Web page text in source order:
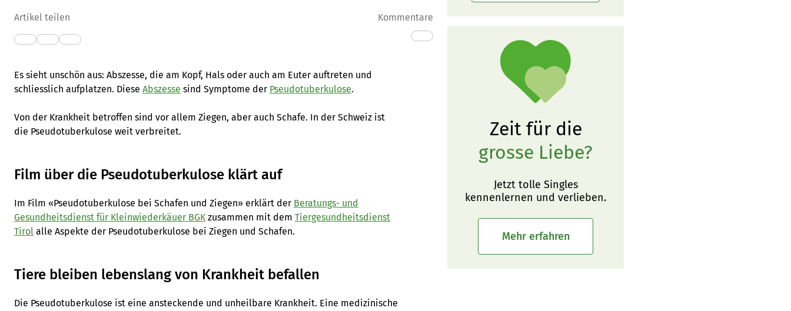
Artikel teilen Kommentare
Es sieht unschön aus: Abszesse, die am Kopf, Hals oder auch am Euter auftreten und
schliesslich aufplatzen. Diese Abszesse sind Symptome der Pseudotuberkulose.
Von der Krankheit betroffen sind vor allem Ziegen, aber auch Schafe. In der Schweiz ist
die Pseudotuberkulose weit verbreitet.
Film über die Pseudotuberkulose klärt auf
Im Film «Pseudotuberkulose bei Schafen und Ziegen» erklärt der Beratungs- und
Gesundheitsdienst für Kleinwiederkäuer BGK zusammen mit dem Tiergesundheitsdienst
Tirol alle Aspekte der Pseudotuberkulose bei Ziegen und Schafen.
Tiere bleiben lebenslang von Krankheit befallen
Die Pseudotuberkulose ist eine ansteckende und unheilbare Krankheit. Eine medizinische
Zeit für die
grosse Liebe?
Jetzt tolle Singles
kennenlernen und verlieben.
Mehr erfahren